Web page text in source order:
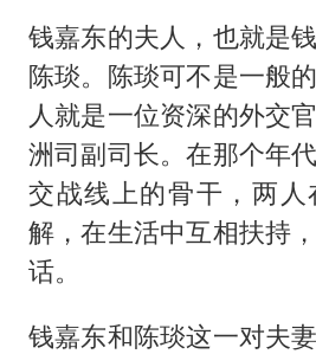
钱嘉东的夫人，也就是
陈琰。陈琰可不是一般
人就是一位资深的外交
洲司副司长。在那个年
交战线上的骨干，两
解，在生活中互相扶持
话。
钱嘉东和陈琰这一对夫